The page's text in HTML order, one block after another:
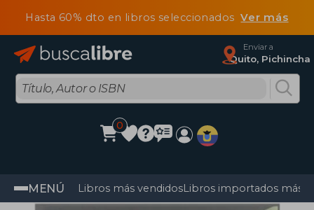
Hasta 60% dto en libros seleccionadosVer más
Enviar a
Quito, Pichincha
0
MENÚ Libros más vendidosLibros importados más